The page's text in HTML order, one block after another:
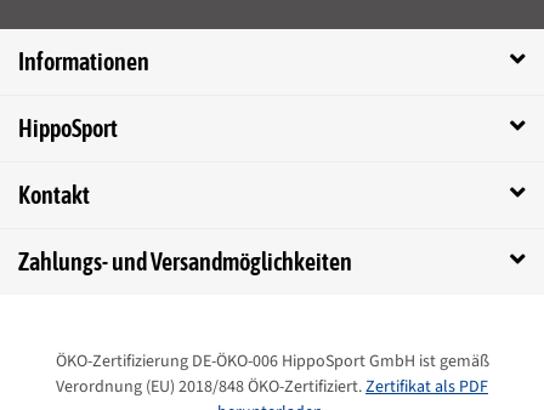
Inhaltsstoffe von Dr. Henle's Maukovet-Löser
Basiscreme, Wasser, Harnstoff, Teebaumöl, Chlorhexidingluconat-
Anwendung von Dr. Henle's Maukovet-Löser
einwirken lassen
Registriernummer.: N-100907
Informationen
HippoSport
Kontakt
Zahlungs- und Versandmöglichkeiten
ÖKO-Zertifizierung DE-ÖKO-006 HippoSport GmbH ist gemäß
Verordnung (EU) 2018/848 ÖKO-Zertifiziert.Zertifikat als PDF